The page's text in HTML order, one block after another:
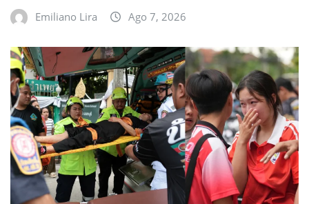
Emiliano Lira Ago 7, 2026